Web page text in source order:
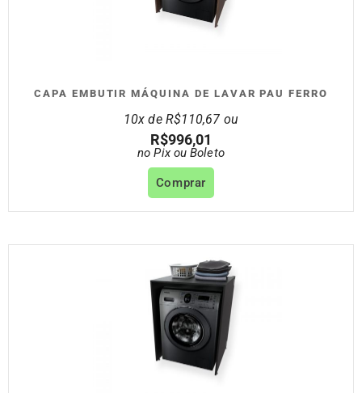
CAPA EMBUTIR MÁQUINA DE LAVAR PAU FERRO
10x de R$110,67 ou
R$996,01
no Pix ou Boleto
Comprar